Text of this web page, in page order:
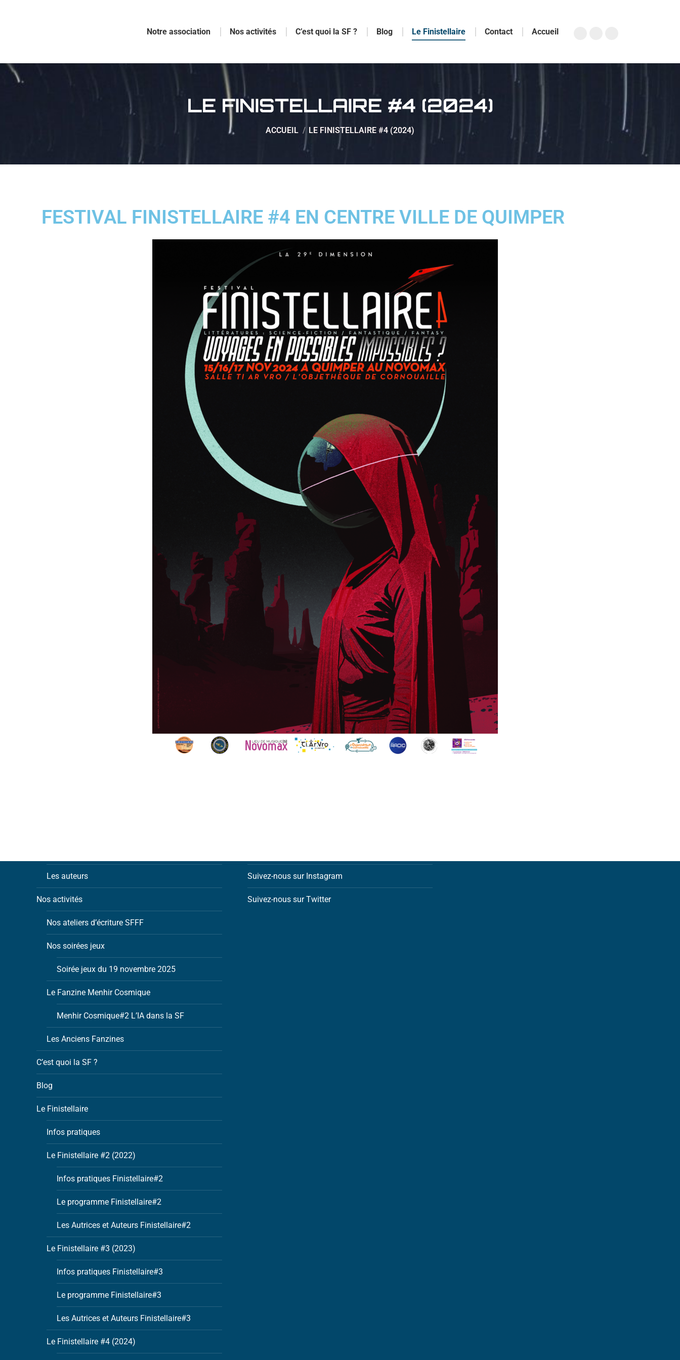
Notre association Nos activités C’est quoi la SF ? Blog Le Finistellaire Contact Accueil
LE FINISTELLAIRE #4 (2024)
Vous êtes ici :
ACCUEIL LE FINISTELLAIRE #4 (2024)
FESTIVAL FINISTELLAIRE #4 EN CENTRE VILLE DE QUIMPER
Les auteurs
Nos activités
Nos ateliers d’écriture SFFF
Nos soirées jeux
Soirée jeux du 19 novembre 2025
Le Fanzine Menhir Cosmique
Menhir Cosmique#2 L’IA dans la SF
Les Anciens Fanzines
C’est quoi la SF ?
Blog
Le Finistellaire
Infos pratiques
Le Finistellaire #2 (2022)
Infos pratiques Finistellaire#2
Le programme Finistellaire#2
Les Autrices et Auteurs Finistellaire#2
Le Finistellaire #3 (2023)
Infos pratiques Finistellaire#3
Le programme Finistellaire#3
Les Autrices et Auteurs Finistellaire#3
Le Finistellaire #4 (2024)
Suivez-nous sur Instagram
Suivez-nous sur Twitter